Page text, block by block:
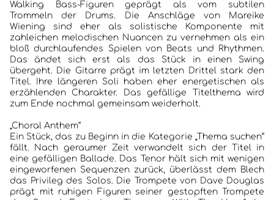
Walking Bass-Figuren geprägt als vom subtilen
Trommeln der Drums. Die Anschläge von Mareike
Wiening sind eher als solistische Komponente mit
zahleichen melodischen Nuancen zu vernehmen als ein
bloß durchlaufendes Spielen von Beats und Rhythmen.
Das ändet sich erst als das Stück in einen Swing
übergeht. Die Gitarre prägt im letzten Drittel stark den
Titel. Ihre längeren Soli haben eher energetischen als
erzählenden Charakter. Das gefällige Titelthema wird
zum Ende nochmal gemeinsam weiderholt.
„Choral Anthem“
Ein Stück, das zu Beginn in die Kategorie „Thema suchen“
fällt. Nach geraumer Zeit verwandelt sich der Titel in
eine gefälligen Ballade. Das Tenor hält sich mit wenigen
eingeworfenen Sequenzen zurück, überlässt dem Blech
das Privileg des Solos. Die Trompete von Dave Douglas
prägt mit ruhigen Figuren seiner gestopften Trompete